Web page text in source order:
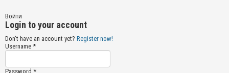
Войти
Login to your account
Don't have an account yet? Register now!
Username *
Password *